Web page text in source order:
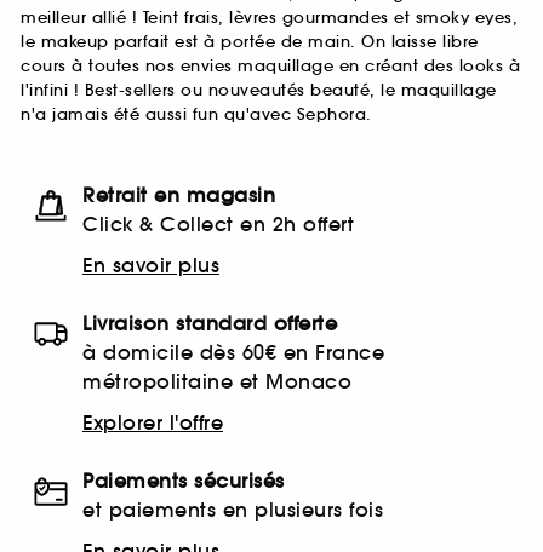
meilleur allié ! Teint frais, lèvres gourmandes et smoky eyes,
le makeup parfait est à portée de main. On laisse libre
cours à toutes nos envies maquillage en créant des looks à
l'infini ! Best-sellers ou nouveautés beauté, le maquillage
n'a jamais été aussi fun qu'avec Sephora.
Retrait en magasin
Click & Collect en 2h offert
En savoir plus
Livraison standard offerte
à domicile dès 60€ en France
métropolitaine et Monaco
Explorer l'offre
Paiements sécurisés
et paiements en plusieurs fois